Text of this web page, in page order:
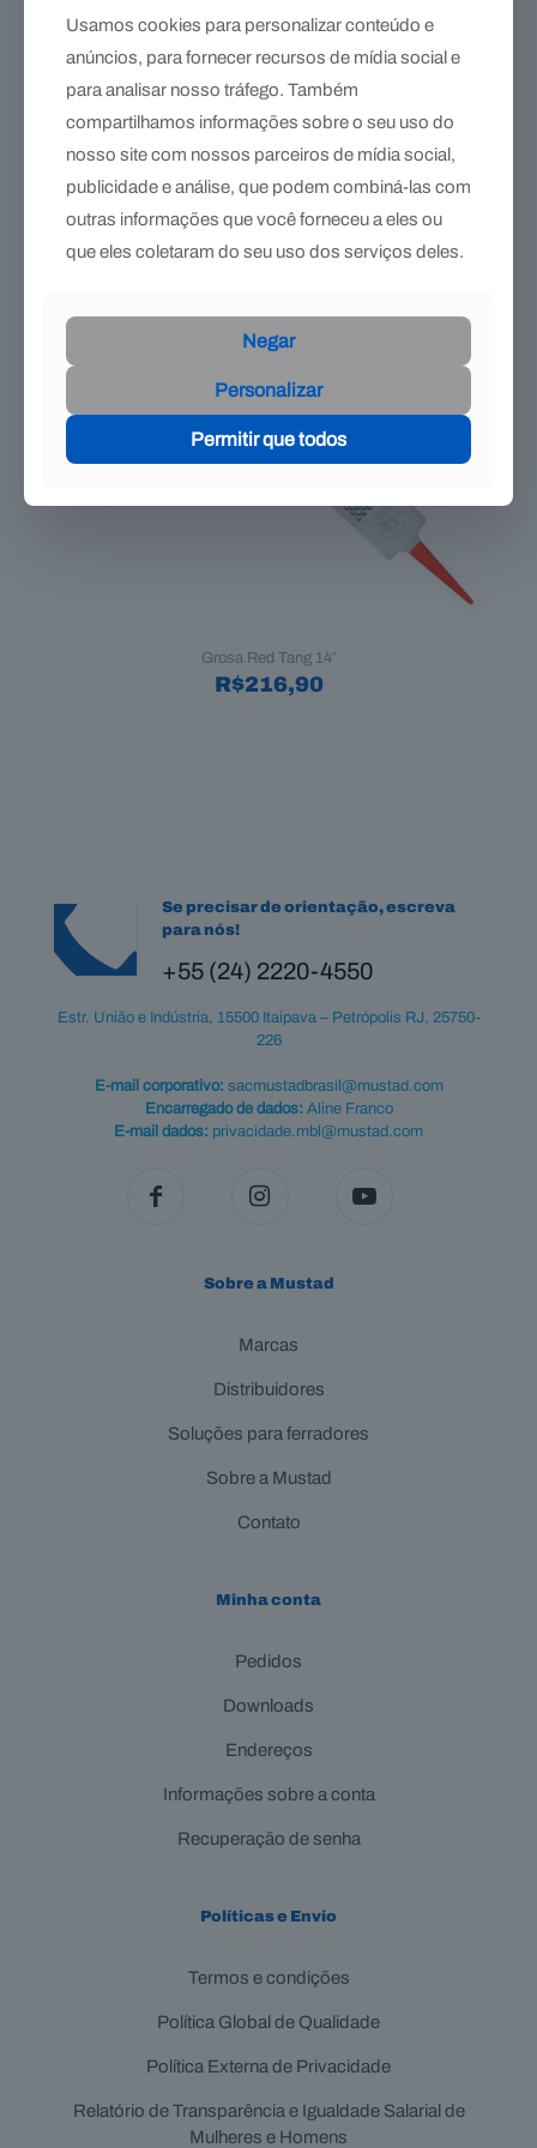
R$255,90
Grosa Red Tang 14″
R$216,90
Se precisar de orientação, escreva
para nós!
+55 (24) 2220-4550
Estr. União e Indústria, 15500 Itaipava – Petrópolis RJ, 25750-
226
E-mail corporativo: sacmustadbrasil@mustad.com
Encarregado de dados: Aline Franco
E-mail dados: privacidade.mbl@mustad.com
Sobre a Mustad
Marcas
Distribuidores
Soluções para ferradores
Sobre a Mustad
Contato
Minha conta
Pedidos
Downloads
Endereços
Informações sobre a conta
Recuperação de senha
Políticas e Envio
Termos e condições
Política Global de Qualidade
Política Externa de Privacidade
Relatório de Transparência e Igualdade Salarial de
Mulheres e Homens
Usamos cookies para personalizar conteúdo e
anúncios, para fornecer recursos de mídia social e
para analisar nosso tráfego. Também
compartilhamos informações sobre o seu uso do
nosso site com nossos parceiros de mídia social,
publicidade e análise, que podem combiná-las com
outras informações que você forneceu a eles ou
que eles coletaram do seu uso dos serviços deles.
Negar
Personalizar
Permitir que todos